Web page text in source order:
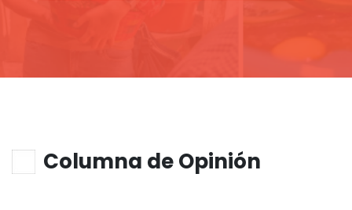
Columna de Opinión